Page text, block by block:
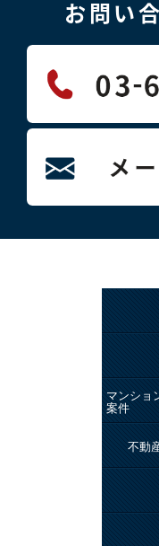
お問い
マンショ
案件
不動